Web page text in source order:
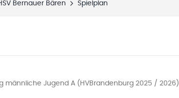
Bernauer Bären Spielplan
männliche Jugend A (HVBrandenburg 2025 / 2026)